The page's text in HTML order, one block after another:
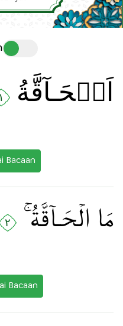
اَلۡحَـآقَّةُ ١
Bacaan
مَا الۡحَـآقَّةُ‌ ۚ‏ ٢
Bacaan